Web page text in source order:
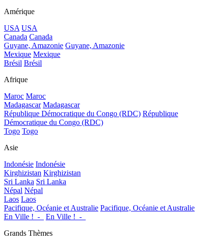
Amérique
USA USA
Canada Canada
Guyane, Amazonie Guyane, Amazonie
Mexique Mexique
Brésil Brésil
Afrique
Maroc Maroc
Madagascar Madagascar
République Démocratique du Congo (RDC) République
Démocratique du Congo (RDC)
Togo Togo
Asie
Indonésie Indonésie
Kirghizistan Kirghizistan
Sri Lanka Sri Lanka
Népal Népal
Laos Laos
Pacifique, Océanie et Australie Pacifique, Océanie et Australie
En Ville !_-_
En Ville !_-_
Grands Thèmes